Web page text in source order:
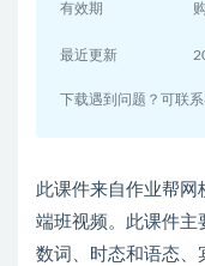
有效期
最近更新
下载遇到问题？可联
此课件来自作业帮
端班视频。此课件主
数词、时态和语态、